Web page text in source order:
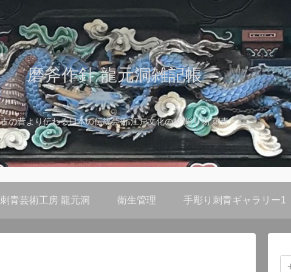
磨斧作針 龍元洞雑記帳
古の昔より伝わる日本の伝統芸術 江戸文化の粋 彫り物 刺青
刺青芸術工房 龍元洞 衛生管理 手彫り刺青ギャラリー1